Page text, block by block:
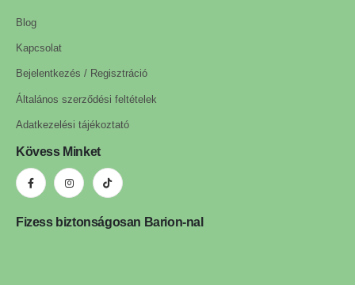
Blog
Kapcsolat
Bejelentkezés / Regisztráció
Általános szerződési feltételek
Adatkezelési tájékoztató
Kövess Minket
Fizess biztonságosan Barion-nal